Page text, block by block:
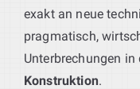
exakt an neue
pragmatisch,
Unterbrechungen in
Konstruktion.